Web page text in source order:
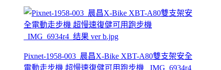
Pixnet-1958-003_晨昌X-Bike XBT-A80雙支架安全
電動走步機 超慢速復健可用跑步機 _IMG_6934r4_